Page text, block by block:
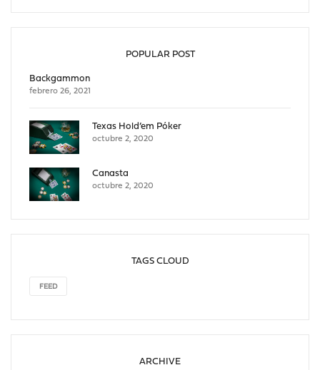
POPULAR POST
Backgammon
febrero 26, 2021
Texas Hold’em Póker
octubre 2, 2020
Canasta
octubre 2, 2020
TAGS CLOUD
FEED
ARCHIVE